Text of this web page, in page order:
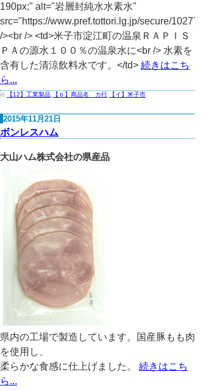
190px;" alt="岩層封純水水素水"
src="https://www.pref.tottori.lg.jp/secure/
/><br /> <td>米子市淀江町の温泉ＲＡＰＩＳ
ＰＡの源水１００％の温泉水に<br /> 水素を
含有した清涼飲料水です。</td> 続きはこち
ら...
in 【12】工業製品 【ｂ】商品名 カ行 【イ】米子市
2015年11月21日
ボンレスハム
大山ハム株式会社の県産品
県内の工場で製造しています。国産豚もも肉
を使用し、
柔らかな食感に仕上げました。 続きはこち
ら...